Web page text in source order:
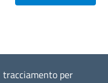
tracciamento per